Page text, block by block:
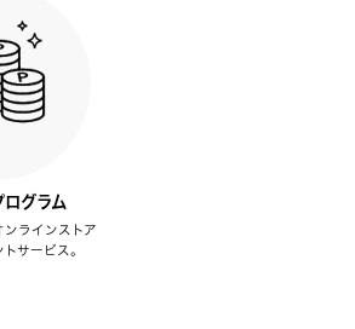
ログラム
ラインストア
サービス。